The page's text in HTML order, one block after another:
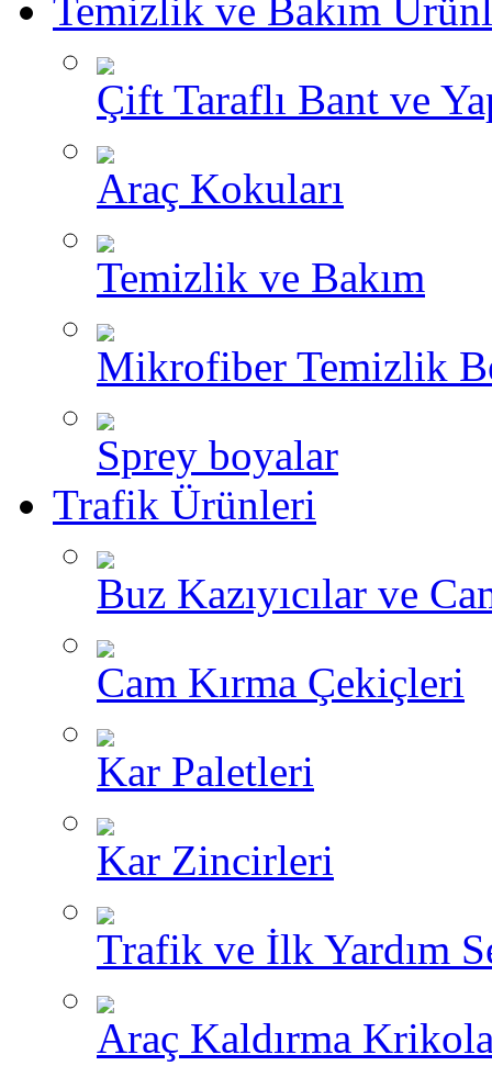
Temizlik ve Bakım
Çift Taraflı Bant ve
Araç Kokuları
Temizlik ve Bakım
Mikrofiber Temizlik
Sprey boyalar
Trafik Ürünleri
Buz Kazıyıcılar ve
Cam Kırma Çekiçleri
Kar Paletleri
Kar Zincirleri
Trafik ve İlk Yardım
Araç Kaldırma